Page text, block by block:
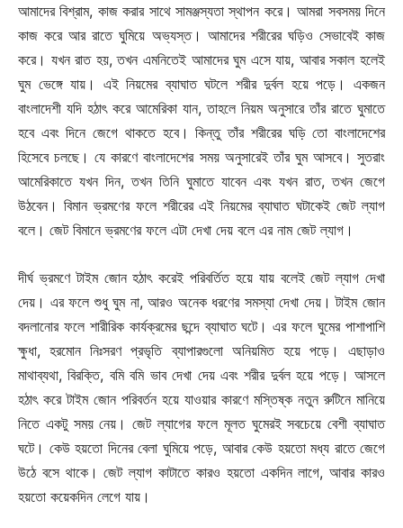
আমাদের বিশ্রাম, কাজ করার সাথে সামঞ্জস্যতা স্থাপন করে। আমরা সবসময় দিনে
কাজ করে আর রাতে ঘুমিয়ে অভ্যস্ত। আমাদের শরীরের ঘড়িও সেভাবেই কাজ
করে। যখন রাত হয়, তখন এমনিতেই আমাদের ঘুম এসে যায়, আবার সকাল হলেই
ঘুম ভেঙ্গে যায়। এই নিয়মের ব্যাঘাত ঘটলে শরীর দুর্বল হয়ে পড়ে। একজন
বাংলাদেশী যদি হঠাৎ করে আমেরিকা যান, তাহলে নিয়ম অনুসারে তাঁর রাতে ঘুমাতে
হবে এবং দিনে জেগে থাকতে হবে। কিন্তু তাঁর শরীরের ঘড়ি তো বাংলাদেশের
হিসেবে চলছে। যে কারণে বাংলাদেশের সময় অনুসারেই তাঁর ঘুম আসবে। সুতরাং
আমেরিকাতে যখন দিন, তখন তিনি ঘুমাতে যাবেন এবং যখন রাত, তখন জেগে
উঠবেন। বিমান ভ্রমণের ফলে শরীরের এই নিয়মের ব্যাঘাত ঘটাকেই জেট ল্যাগ
বলে। জেট বিমানে ভ্রমণের ফলে এটা দেখা দেয় বলে এর নাম জেট ল্যাগ।
দীর্ঘ ভ্রমণে টাইম জোন হঠাৎ করেই পরিবর্তিত হয়ে যায় বলেই জেট ল্যাগ দেখা
দেয়। এর ফলে শুধু ঘুম না, আরও অনেক ধরণের সমস্যা দেখা দেয়। টাইম জোন
বদলানোর ফলে শারীরিক কার্যক্রমের ছন্দে ব্যাঘাত ঘটে। এর ফলে ঘুমের পাশাপাশি
ক্ষুধা, হরমোন নিঃসরণ প্রভৃতি ব্যাপারগুলো অনিয়মিত হয়ে পড়ে। এছাড়াও
মাথাব্যথা, বিরক্তি, বমি বমি ভাব দেখা দেয় এবং শরীর দুর্বল হয়ে পড়ে। আসলে
হঠাৎ করে টাইম জোন পরিবর্তন হয়ে যাওয়ার কারণে মস্তিষ্ক নতুন রুটিনে মানিয়ে
নিতে একটু সময় নেয়। জেট ল্যাগের ফলে মূলত ঘুমেরই সবচেয়ে বেশী ব্যাঘাত
ঘটে। কেউ হয়তো দিনের বেলা ঘুমিয়ে পড়ে, আবার কেউ হয়তো মধ্য রাতে জেগে
উঠে বসে থাকে। জেট ল্যাগ কাটাতে কারও হয়তো একদিন লাগে, আবার কারও
হয়তো কয়েকদিন লেগে যায়।